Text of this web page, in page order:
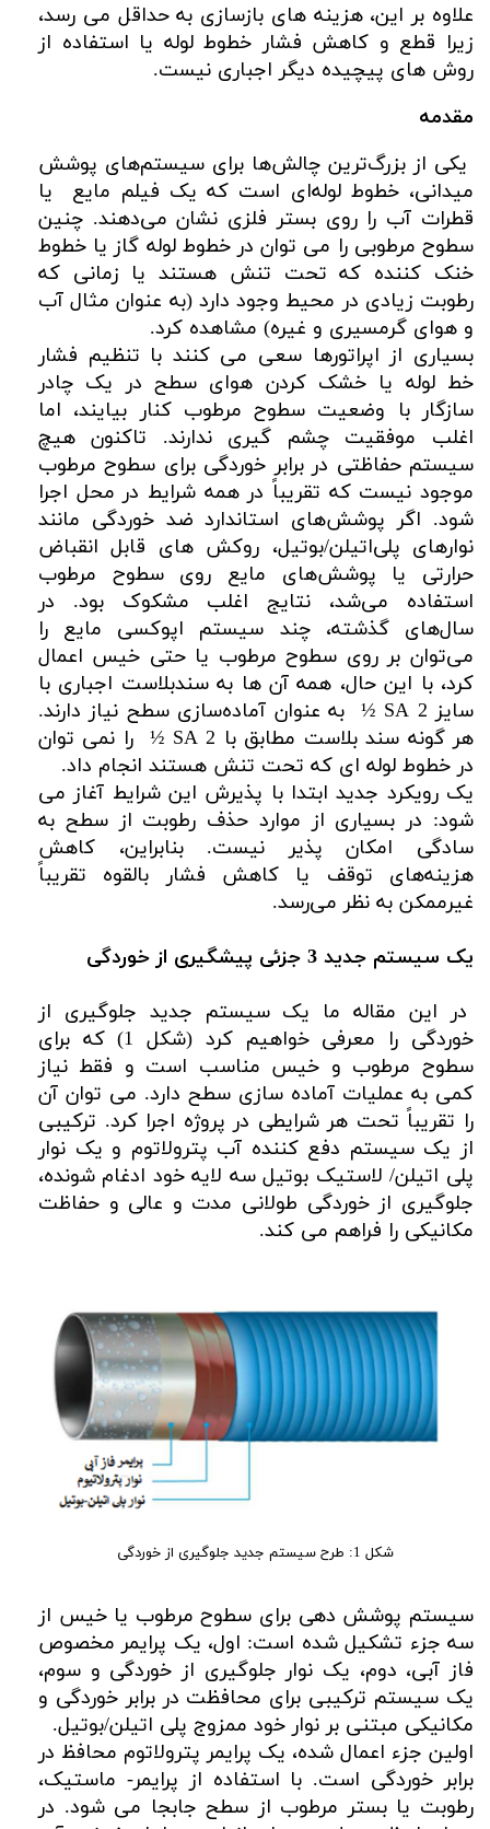
علاوه بر این، هزینه های بازسازی به حداقل می رسد،
زیرا قطع و کاهش فشار خطوط لوله یا استفاده از
روش های پیچیده دیگر اجباری نیست.
مقدمه
یکی از بزرگ‌ترین چالش‌ها برای سیستم‌های پوشش
میدانی، خطوط لوله‌ای است که یک فیلم مایع یا
قطرات آب را روی بستر فلزی نشان می‌دهند. چنین
سطوح مرطوبی را می توان در خطوط لوله گاز یا خطوط
خنک کننده که تحت تنش هستند یا زمانی که
رطوبت زیادی در محیط وجود دارد (به عنوان مثال آب
و هوای گرمسیری و غیره) مشاهده کرد.
بسیاری از اپراتورها سعی می کنند با تنظیم فشار
خط لوله یا خشک کردن هوای سطح در یک چادر
سازگار با وضعیت سطوح مرطوب کنار بیایند، اما
اغلب موفقیت چشم گیری ندارند. تاکنون هیچ
سیستم حفاظتی در برابر خوردگی برای سطوح مرطوب
موجود نیست که تقریباً در همه شرایط در محل اجرا
شود. اگر پوشش‌های استاندارد ضد خوردگی مانند
نوارهای پلی‌اتیلن/بوتیل، روکش های قابل انقباض
حرارتی یا پوشش‌های مایع روی سطوح مرطوب
استفاده می‌شد، نتایج اغلب مشکوک بود. در
سال‌های گذشته، چند سیستم اپوکسی مایع را
می‌توان بر روی سطوح مرطوب یا حتی خیس اعمال
کرد، با این حال، همه آن ها به سندبلاست اجباری با
سایز SA 2 ½ به عنوان آماده‌سازی سطح نیاز دارند.
هر گونه سند بلاست مطابق با SA 2 ½ را نمی توان
در خطوط لوله ای که تحت تنش هستند انجام داد.
یک رویکرد جدید ابتدا با پذیرش این شرایط آغاز می
شود: در بسیاری از موارد حذف رطوبت از سطح به
سادگی امکان پذیر نیست. بنابراین، کاهش
هزینه‌های توقف یا کاهش فشار بالقوه تقریباً
غیرممکن به نظر می‌رسد.
یک سیستم جدید 3 جزئی پیشگیری از خوردگی
در این مقاله ما یک سیستم جدید جلوگیری از
خوردگی را معرفی خواهیم کرد (شکل 1) که برای
سطوح مرطوب و خیس مناسب است و فقط نیاز
کمی به عملیات آماده سازی سطح دارد. می توان آن
را تقریباً تحت هر شرایطی در پروژه اجرا کرد. ترکیبی
از یک سیستم دفع کننده آب پترولاتوم و یک نوار
پلی اتیلن/ لاستیک بوتیل سه لایه خود ادغام شونده،
جلوگیری از خوردگی طولانی مدت و عالی و حفاظت
مکانیکی را فراهم می کند.
شکل 1: طرح سیستم جدید جلوگیری از خوردگی
سیستم پوشش دهی برای سطوح مرطوب یا خیس از
سه جزء تشکیل شده است: اول، یک پرایمر مخصوص
فاز آبی، دوم، یک نوار جلوگیری از خوردگی و سوم،
یک سیستم ترکیبی برای محافظت در برابر خوردگی و
مکانیکی مبتنی بر نوار خود ممزوج پلی اتیلن/بوتیل.
اولین جزء اعمال شده، یک پرایمر پترولاتوم محافظ در
برابر خوردگی است. با استفاده از پرایمر- ماستیک،
رطوبت یا بستر مرطوب از سطح جابجا می شود. در